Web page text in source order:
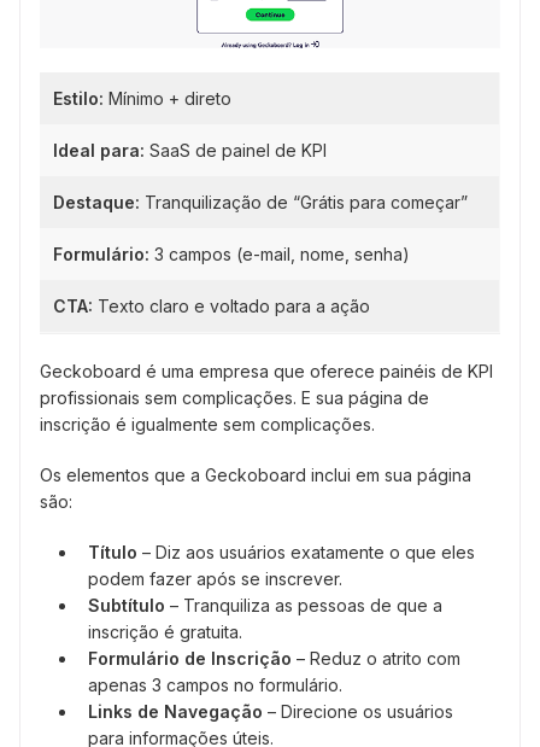
Estilo: Mínimo + direto
Ideal para: SaaS de painel de KPI
Destaque: Tranquilização de “Grátis para começar”
Formulário: 3 campos (e-mail, nome, senha)
CTA: Texto claro e voltado para a ação
Geckoboard é uma empresa que oferece painéis de KPI
profissionais sem complicações. E sua página de
inscrição é igualmente sem complicações.
Os elementos que a Geckoboard inclui em sua página
são:
Título – Diz aos usuários exatamente o que eles
podem fazer após se inscrever.
Subtítulo – Tranquiliza as pessoas de que a
inscrição é gratuita.
Formulário de Inscrição – Reduz o atrito com
apenas 3 campos no formulário.
Links de Navegação – Direcione os usuários
para informações úteis.